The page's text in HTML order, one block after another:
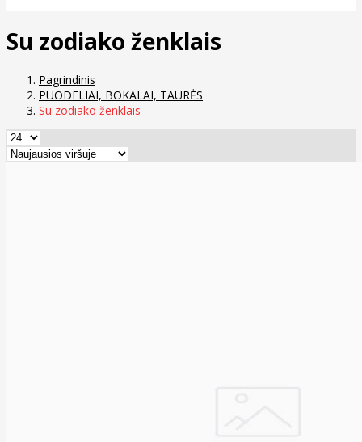
Su zodiako ženklais
Pagrindinis
PUODELIAI, BOKALAI, TAURĖS
Su zodiako ženklais